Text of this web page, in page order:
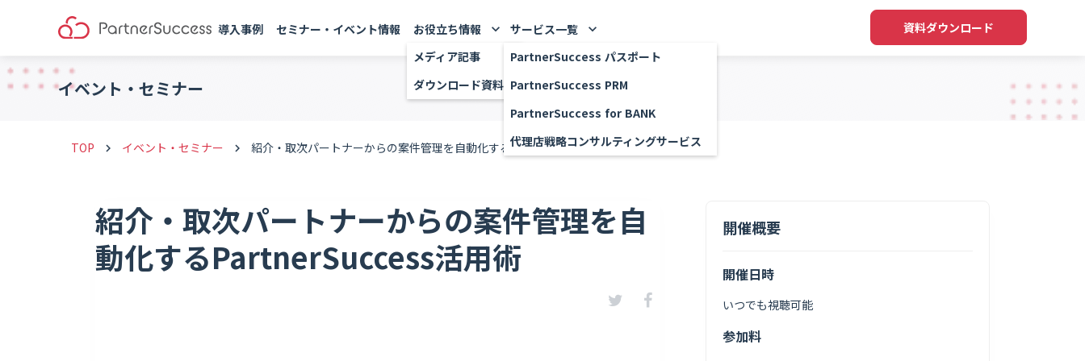
イベント・セミナー
TOP keyboard_arrow_right イベント・セミナー keyboard_arrow_right 紹介・取次パートナーからの案件管理を自動化するPartnerSuccess活用術
紹介・取次パートナーからの案件管理を自
動化するPartnerSuccess活用術
開催概要
開催日時
いつでも視聴可能
参加料
導入事例
セミナー・イベント情報
メディア記事
ダウンロード資料
お役立ち情報
keyboard_arrow_down
PartnerSuccess パスポート
PartnerSuccess PRM
PartnerSuccess for BANK
代理店戦略コンサルティングサービス
サービス一覧 keyboard_arrow_down 資料ダウンロード